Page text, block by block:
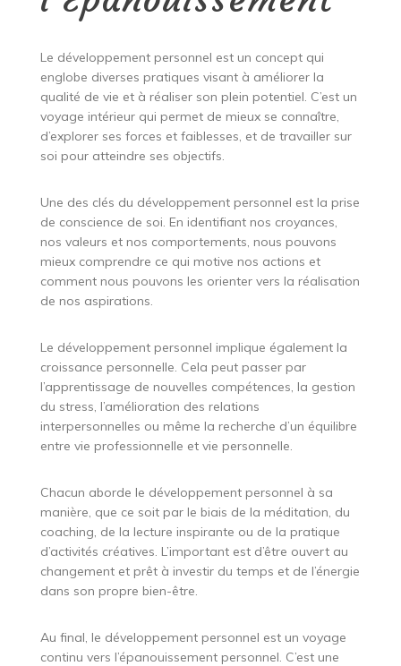
Le développement personnel est un concept qui
englobe diverses pratiques visant à améliorer la
qualité de vie et à réaliser son plein potentiel. C’est un
voyage intérieur qui permet de mieux se connaître,
d’explorer ses forces et faiblesses, et de travailler sur
soi pour atteindre ses objectifs.
Une des clés du développement personnel est la prise
de conscience de soi. En identifiant nos croyances,
nos valeurs et nos comportements, nous pouvons
mieux comprendre ce qui motive nos actions et
comment nous pouvons les orienter vers la réalisation
de nos aspirations.
Le développement personnel implique également la
croissance personnelle. Cela peut passer par
l’apprentissage de nouvelles compétences, la gestion
du stress, l’amélioration des relations
interpersonnelles ou même la recherche d’un équilibre
entre vie professionnelle et vie personnelle.
Chacun aborde le développement personnel à sa
manière, que ce soit par le biais de la méditation, du
coaching, de la lecture inspirante ou de la pratique
d’activités créatives. L’important est d’être ouvert au
changement et prêt à investir du temps et de l’énergie
dans son propre bien-être.
Au final, le développement personnel est un voyage
continu vers l’épanouissement personnel. C’est une